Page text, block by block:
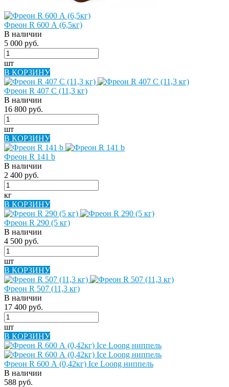
Фреон R 600 А (6,5кг)
В наличии
5 000 руб.
шт
В КОРЗИНУ
Фреон R 407 С (11,3 кг)
В наличии
16 800 руб.
шт
В КОРЗИНУ
Фреон R 141 b
В наличии
2 400 руб.
кг
В КОРЗИНУ
Фреон R 290 (5 кг)
В наличии
4 500 руб.
шт
В КОРЗИНУ
Фреон R 507 (11,3 кг)
В наличии
17 400 руб.
шт
В КОРЗИНУ
Фреон R 600 А (0,42кг) Ice Loong ниппель
В наличии
588 руб.